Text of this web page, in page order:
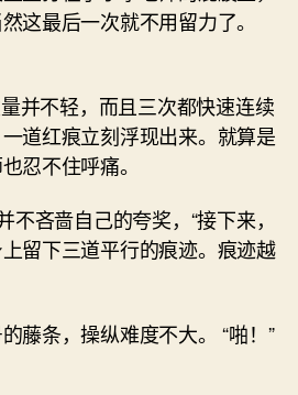
这最后一次就不用留力了。
并不轻，而且三次都快速连续
道红痕立刻浮现出来。就算是
忍不住呼痛。
不吝啬自己的夸奖，“接下来，
留下三道平行的痕迹。痕迹越
藤条，操纵难度不大。 “啪！”